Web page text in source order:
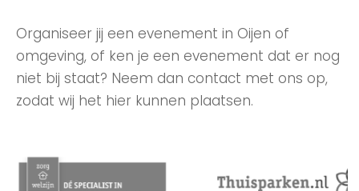
Organiseer jij een evenement in Oijen of
omgeving, of ken je een evenement dat er nog
niet bij staat? Neem dan contact met ons op,
zodat wij het hier kunnen plaatsen.